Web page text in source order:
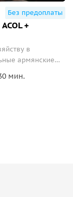
Без предоплаты
+
в
армянские
мин.